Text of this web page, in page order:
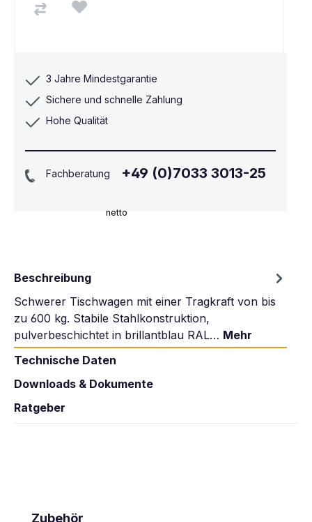
netto
3 Jahre Mindestgarantie
Sichere und schnelle Zahlung
Hohe Qualität
Fachberatung +49 (0)7033 3013-25
Beschreibung
Schwerer Tischwagen mit einer Tragkraft von bis
zu 600 kg. Stabile Stahlkonstruktion,
pulverbeschichtet in brillantblau RAL… Mehr
Technische Daten
Downloads & Dokumente
Ratgeber
Produktgalerie überspringen
Zubehör